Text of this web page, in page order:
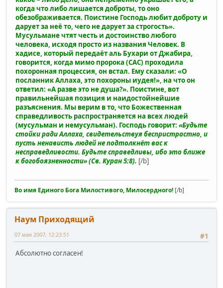
когда что либо лишается доброты, то оно
обезображивается. Поистине Господь любит доброту и
дарует за неё то, чего не дарует за строгость».
Мусульмане чтят честь и достоинство любого
человека, исходя просто из названия Человек. В
хадисе, который передаёт аль Бухари от Джабира,
говорится, когда мимо пророка (САС) проходила
похоронная процессия, он встал. Ему сказали: «О
посланник Аллаха, это похороны иудея!», на что он
ответил: «А разве это не душа?». Поистине, вот
правильнейшая позиция и наидостойнейшие
разъяснения. Мы верим в то, что Божественная
справедливость распространяется на всех людей
(мусульман и немусульман). Господь говорит: «Будьте
стойки ради Аллаха, свидетельствуя беспристрастно, и
пусть ненависть людей не подтолкнёт вас к
несправедливости. Будьте справедливы, ибо это ближе
к богобоязненности» (Св. Куран 5:8). [/b]
Во имя Единого Бога Милостивого, Милосердного! [/b]
Наум Приходящий
#1
07 мая 2007, 12:23:51
Абсолютно согласен!